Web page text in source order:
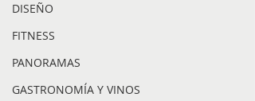
DISEÑO
FITNESS
PANORAMAS
GASTRONOMÍA Y VINOS